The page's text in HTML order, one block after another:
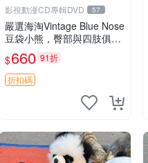
影視動漫CD專輯DVD 57
嚴選海淘Vintage Blue Nose
豆袋小熊，臀部與四肢俱
全，坐高11公分，附原盒與
吊牌收藏。藍鼻子小熊，值
得擁有 玩具 憶熊
$660 91折
折扣碼